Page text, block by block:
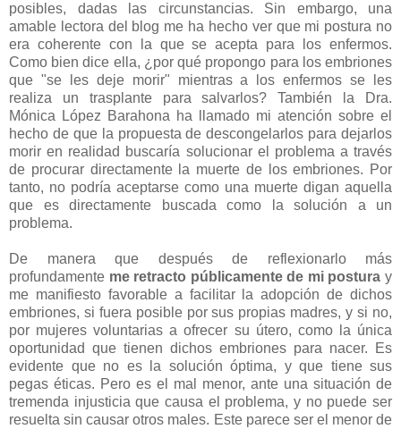
posibles, dadas las circunstancias. Sin embargo, una
amable lectora del blog me ha hecho ver que mi postura no
era coherente con la que se acepta para los enfermos.
Como bien dice ella, ¿por qué propongo para los embriones
que "se les deje morir" mientras a los enfermos se les
realiza un trasplante para salvarlos? También la Dra.
Mónica López Barahona ha llamado mi atención sobre el
hecho de que la propuesta de descongelarlos para dejarlos
morir en realidad buscaría solucionar el problema a través
de procurar directamente la muerte de los embriones. Por
tanto, no podría aceptarse como una muerte digan aquella
que es directamente buscada como la solución a un
problema.
De manera que después de reflexionarlo más
profundamente me retracto públicamente de mi postura y
me manifiesto favorable a facilitar la adopción de dichos
embriones, si fuera posible por sus propias madres, y si no,
por mujeres voluntarias a ofrecer su útero, como la única
oportunidad que tienen dichos embriones para nacer. Es
evidente que no es la solución óptima, y que tiene sus
pegas éticas. Pero es el mal menor, ante una situación de
tremenda injusticia que causa el problema, y no puede ser
resuelta sin causar otros males. Este parece ser el menor de